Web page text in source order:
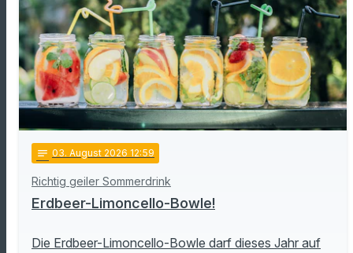
notes 03. August 2026 12:59
Richtig geiler Sommerdrink
Erdbeer-Limoncello-Bowle!
Die Erdbeer-Limoncello-Bowle darf dieses Jahr auf